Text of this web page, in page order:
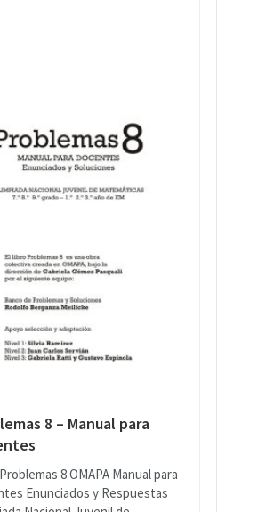
8 – Manual para
8 OMAPA Manual para
Enunciados y Respuestas